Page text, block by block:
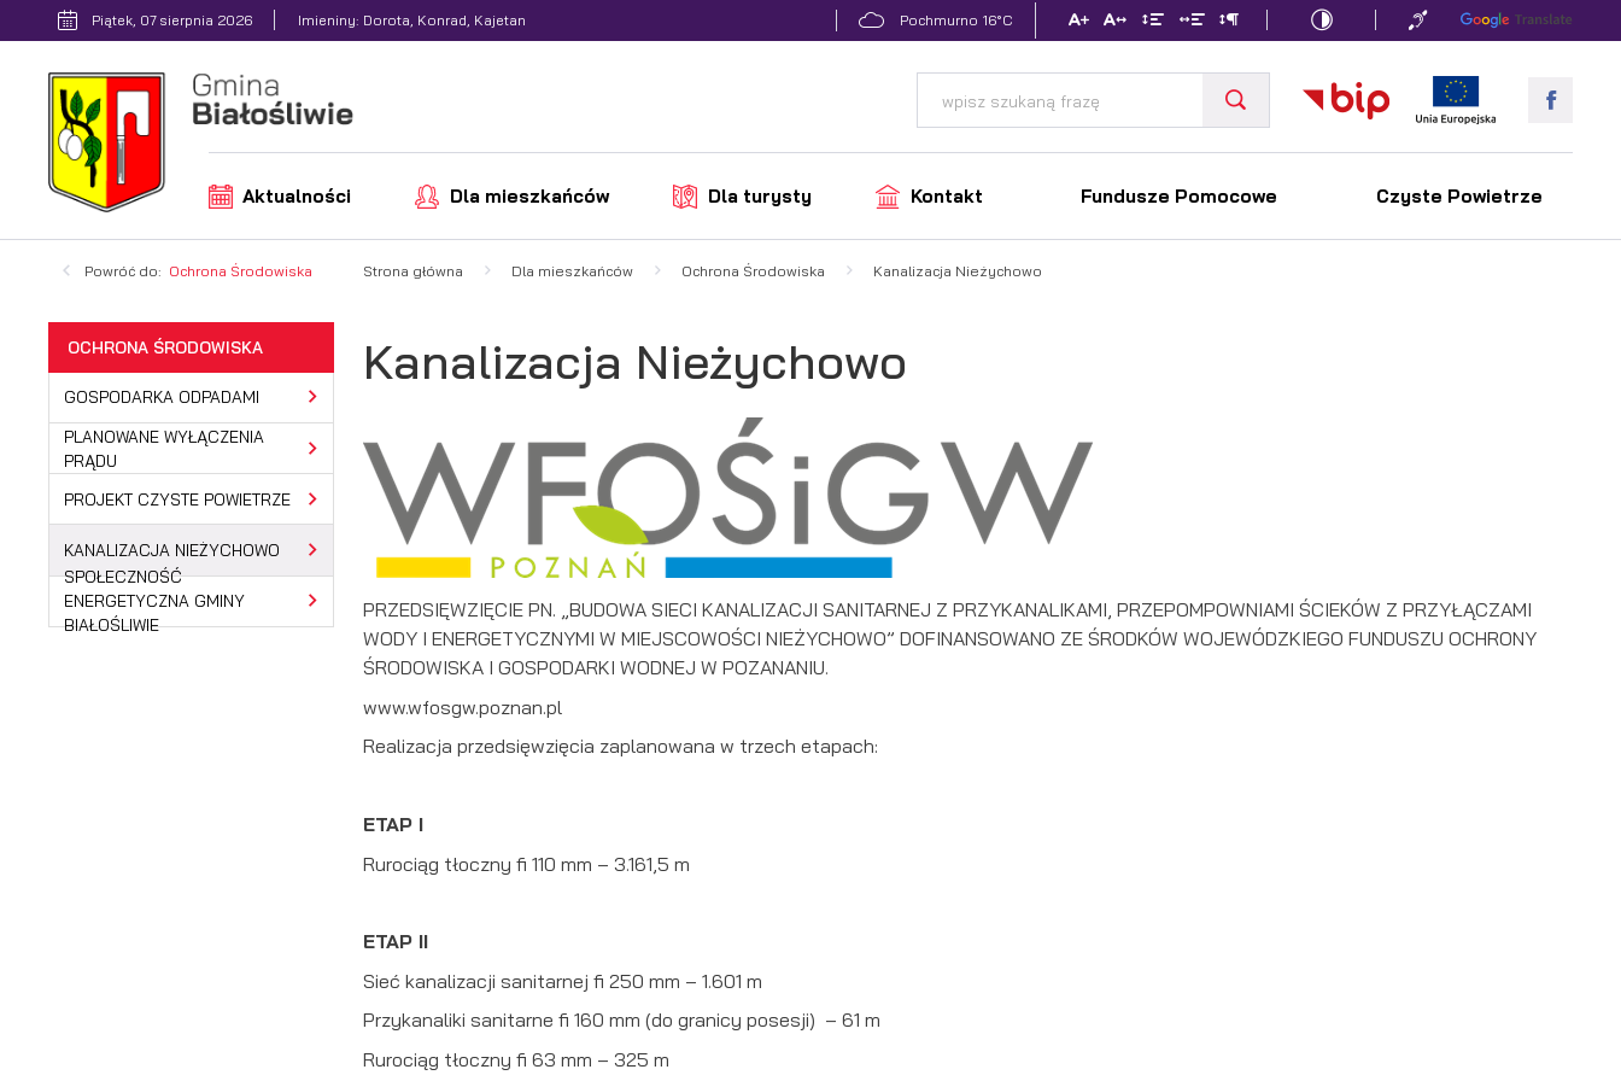
Przejdź do menu.
Przejdź do wyszukiwarki.
Przejdź do treści.
Przejdź do ustawień wielkości czcionki.
Włącz wersję kontrastową strony.
Piątek, 07 sierpnia 2026 Imieniny: Dorota, Konrad, Kajetan Pochmurno 16°C
Aktualności Dla mieszkańców Dla turysty Kontakt Fundusze Pomocowe Czyste Powietrze
Powróć do: Ochrona Środowiska Strona główna Dla mieszkańców Ochrona Środowiska Kanalizacja Nieżychowo
OCHRONA ŚRODOWISKA
GOSPODARKA ODPADAMI
PLANOWANE WYŁĄCZENIA
PRĄDU
PROJEKT CZYSTE POWIETRZE
KANALIZACJA NIEŻYCHOWO
SPOŁECZNOŚĆ
ENERGETYCZNA GMINY
BIAŁOŚLIWIE
Kanalizacja Nieżychowo
PRZEDSIĘWZIĘCIE PN. „BUDOWA SIECI KANALIZACJI SANITARNEJ Z PRZYKANALIKAMI, PRZEPOMPOWNIAMI ŚCIEKÓW Z PRZYŁĄCZAMI
WODY I ENERGETYCZNYMI W MIEJSCOWOŚCI NIEŻYCHOWO” DOFINANSOWANO ZE ŚRODKÓW WOJEWÓDZKIEGO FUNDUSZU OCHRONY
ŚRODOWISKA I GOSPODARKI WODNEJ W POZANANIU.
www.wfosgw.poznan.pl
Realizacja przedsięwzięcia zaplanowana w trzech etapach:
ETAP I
Rurociąg tłoczny fi 110 mm – 3.161,5 m
ETAP II
Sieć kanalizacji sanitarnej fi 250 mm – 1.601 m
Przykanaliki sanitarne fi 160 mm (do granicy posesji) – 61 m
Rurociąg tłoczny fi 63 mm – 325 m
Ustawienia